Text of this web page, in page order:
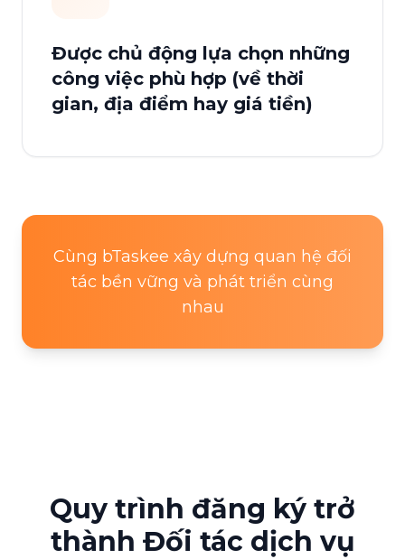
Được chủ động lựa chọn những
công việc phù hợp (về thời
gian, địa điểm hay giá tiền)
Cùng bTaskee xây dựng quan hệ đối
tác bền vững và phát triển cùng
nhau
Quy trình đăng ký trở
thành Đối tác dịch vụ